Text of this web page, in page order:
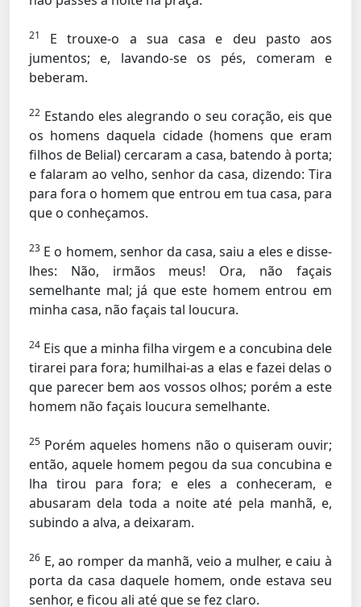
21
E trouxe-o a sua casa e deu pasto aos
jumentos; e, lavando-se os pés, comeram e
beberam.
22 Estando eles alegrando o seu coração, eis que
os homens daquela cidade (homens que eram
filhos de Belial) cercaram a casa, batendo à porta;
e falaram ao velho, senhor da casa, dizendo: Tira
para fora o homem que entrou em tua casa, para
que o conheçamos.
23 E o homem, senhor da casa, saiu a eles e disse-
lhes: Não, irmãos meus! Ora, não façais
semelhante mal; já que este homem entrou em
minha casa, não façais tal loucura.
24 Eis que a minha filha virgem e a concubina dele
tirarei para fora; humilhai-as a elas e fazei delas o
que parecer bem aos vossos olhos; porém a este
homem não façais loucura semelhante.
25 Porém aqueles homens não o quiseram ouvir;
então, aquele homem pegou da sua concubina e
lha tirou para fora; e eles a conheceram, e
abusaram dela toda a noite até pela manhã, e,
subindo a alva, a deixaram.
26 E, ao romper da manhã, veio a mulher, e caiu à
porta da casa daquele homem, onde estava seu
senhor, e ficou ali até que se fez claro.